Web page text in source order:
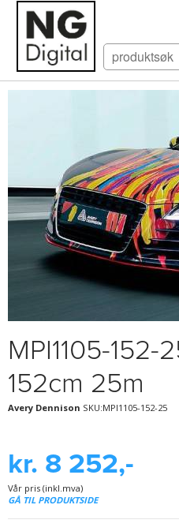
MPI1105-152-
152cm 25m
Avery Dennison SKU:MPI1105-152-25
kr. 8 252,-
Vår pris (inkl.mva)
GÅ TIL PRODUKTSIDE